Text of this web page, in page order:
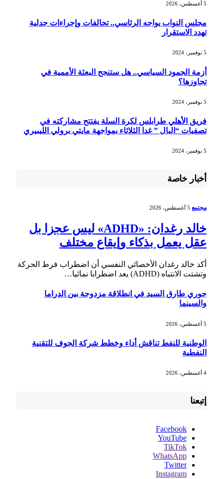
مجلس النواب يواجه الرئاسي.. تحالفات وإجراءات جدلية
تهدد الاستقرار
أزمة الجمود السياسي.. هل ستنجح البعثة الأممية في
تجاوزها؟
فريق الأهلي طرابلس لكرة السلة يفتتح مشاركته في
تصفيات “البال ” غدا الثلاثاء بمواجهة مايتي برولي الليبيري
أخبار خاصة
مجتمع 5 أغسطس، 2026
خالد رغدان: «ADHD» ليس عجزا بل
عقل يعمل بذكاء وإيقاع مختلف
أكد خالد رغدان الأخصائي النفسي أن اضطراب فرط الحركة
وتشتت الانتباه (ADHD) يعد اضطرابا نمائيا…
جوري طارق السيد في انطلاقة مزدوجة بين الدراما
والسينما
الوطنية للنفط تناقش أداء وخطط شركة الجوف للتقنية
النفطية
إتبعنا
Facebook
YouTube
TikTok
WhatsApp
Twitter
Instagram